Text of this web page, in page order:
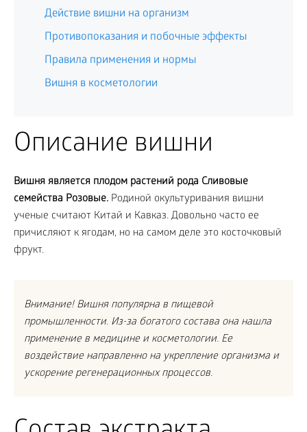
Действие вишни на организм
Противопоказания и побочные эффекты
Правила применения и нормы
Вишня в косметологии
Описание вишни
Вишня является плодом растений рода Сливовые
семейства Розовые. Родиной окультуривания вишни
ученые считают Китай и Кавказ. Довольно часто ее
причисляют к ягодам, но на самом деле это косточковый
фрукт.
Внимание! Вишня популярна в пищевой
промышленности. Из-за богатого состава она нашла
применение в медицине и косметологии. Ее
воздействие направленно на укрепление организма и
ускорение регенерационных процессов.